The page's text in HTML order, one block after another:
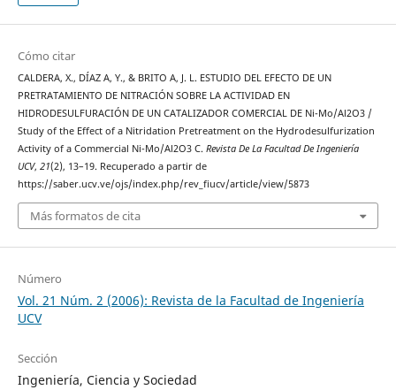
Cómo citar
CALDERA, X., DÍAZ A, Y., & BRITO A, J. L. ESTUDIO DEL EFECTO DE UN
PRETRATAMIENTO DE NITRACIÓN SOBRE LA ACTIVIDAD EN
HIDRODESULFURACIÓN DE UN CATALIZADOR COMERCIAL DE Ni-Mo/Al2O3 /
Study of the Effect of a Nitridation Pretreatment on the Hydrodesulfurization
Activity of a Commercial Ni-Mo/Al2O3 C. Revista De La Facultad De Ingeniería
UCV, 21(2), 13–19. Recuperado a partir de
https://saber.ucv.ve/ojs/index.php/rev_fiucv/article/view/5873
Más formatos de cita
Número
Vol. 21 Núm. 2 (2006): Revista de la Facultad de Ingeniería
UCV
Sección
Ingeniería, Ciencia y Sociedad